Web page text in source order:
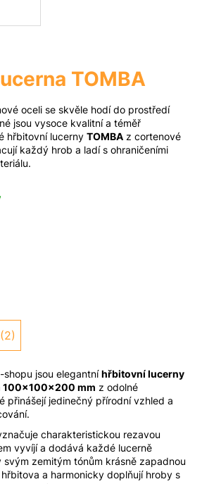
TOMBA
oceli se skvěle hodí do prostředí
jsou vysoce kvalitní a téměř
hřbitovní lucerny TOMBA z cortenové
každý hrob a ladí s ohraničeními
shopu jsou elegantníhřbitovní lucerny
100x100x200 mm z odolné
přinášejí jedinečný přírodní vzhled a
charakteristickou rezavou
vyvíjí a dodává každé lucerně
svým zemitým tónům krásně zapadnou
a harmonicky doplňují hroby s